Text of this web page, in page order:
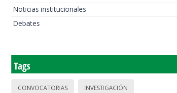
Noticias institucionales
Debates
Tags
CONVOCATORIAS INVESTIGACIÓN